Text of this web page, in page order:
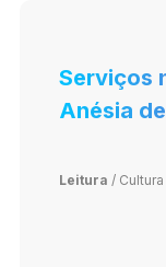
Serviços
Anésia
Leitura / Cultura